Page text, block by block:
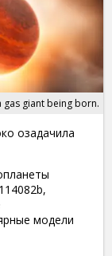
gas giant being born.
озадачила
модели